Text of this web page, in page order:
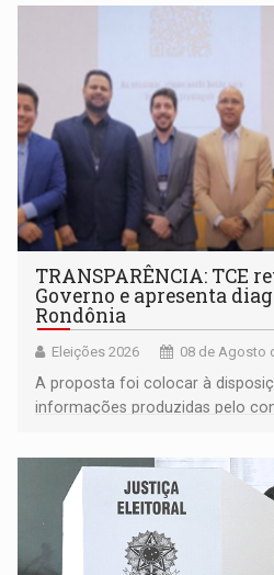
TRANSPARÊNCIA: TCE
Governo e apresenta
Rondônia
Eleições 2026 08 de Agosto
A proposta foi colocar à
informações produzidas pelo